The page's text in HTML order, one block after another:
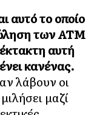
αυτό το οποίο
των ΑΤΜ
αυτή
κανένας.
λάβουν οι
μαζί